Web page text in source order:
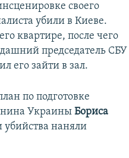
своего
убили в Киеве.
квартире, после чего
председатель СБУ
его зайти в зал.
по подготовке
УкраиныБориса
убийства наняли